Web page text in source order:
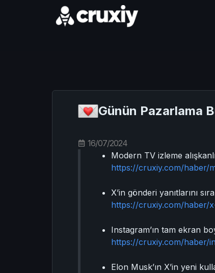
Günün Pazarlama
16/07/2024
Modern TV izleme
https://cruxiy.com/haber/
X’in gönderi yanıtlarını
https://cruxiy.com/haber/
Instagram’ın tam ekran
https://cruxiy.com/haber/
Elon Musk’ın X’in yeni